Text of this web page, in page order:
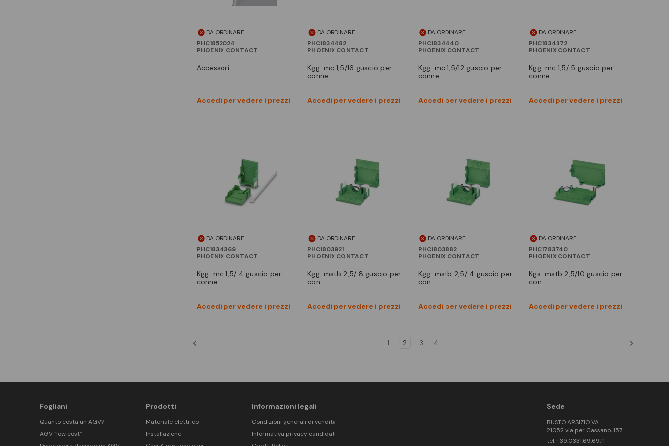
DA ORDINARE
PHC1852024
PHOENIX CONTACT
accessori
Accedi per vedere i prezzi
Confronta
DA ORDINARE
PHC1834482
PHOENIX CONTACT
kgg-mc 1,5/16 guscio per
conne
Accedi per vedere i prezzi
Confronta
DA ORDINARE
PHC1834440
PHOENIX CONTACT
kgg-mc 1,5/12 guscio per
conne
Accedi per vedere i prezzi
Confronta
DA ORDINARE
PHC1834372
PHOENIX CONTACT
kgg-mc 1,5/ 5 guscio per
conne
Accedi per vedere i prezzi
Confronta
DA ORDINARE
PHC1834369
PHOENIX CONTACT
kgg-mc 1,5/ 4 guscio per
conne
Accedi per vedere i prezzi
Confronta
DA ORDINARE
PHC1803921
PHOENIX CONTACT
kgg-mstb 2,5/ 8 guscio per
con
Accedi per vedere i prezzi
Confronta
DA ORDINARE
PHC1803882
PHOENIX CONTACT
kgg-mstb 2,5/ 4 guscio per
con
Accedi per vedere i prezzi
Confronta
DA ORDINARE
PHC1783740
PHOENIX CONTACT
kgs-mstb 2,5/10 guscio per
con
Accedi per vedere i prezzi
Confronta
1 2 3 4
Fogliani
Quanto costa un AGV?
AGV “low cost”
Prodotti
Materiale elettrico
Installazione
Informazioni legali
Condizioni generali di vendita
Informativa privacy candidati
Sede
BUSTO ARSIZIO VA
21052 via per Cassano, 157
tel. +39.0331.69.69.11